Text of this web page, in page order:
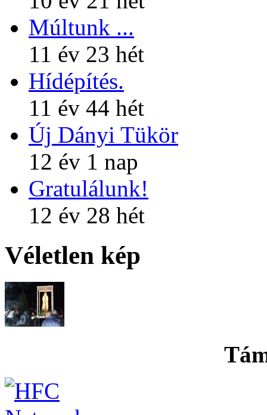
Múltunk ...
11 év 23 hét
Hídépítés.
11 év 44 hét
Új Dányi Tükör
12 év 1 nap
Gratulálunk!
12 év 28 hét
Véletlen kép